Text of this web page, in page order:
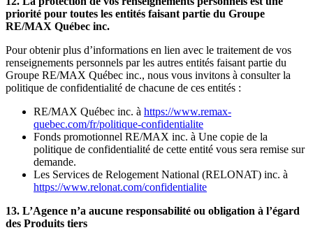
priorité pour toutes les entités faisant partie du Groupe
RE/MAX Québec inc.
Pour obtenir plus d’informations en lien avec le traitement de vos
renseignements personnels par les autres entités faisant partie du
Groupe RE/MAX Québec inc., nous vous invitons à consulter la
politique de confidentialité de chacune de ces entités :
RE/MAX Québec inc. à https://www.remax-
quebec.com/fr/politique-confidentialite
Fonds promotionnel RE/MAX inc. à Une copie de la
politique de confidentialité de cette entité vous sera remise sur
demande.
Les Services de Relogement National (RELONAT) inc. à
https://www.relonat.com/confidentialite
13. L’Agence n’a aucune responsabilité ou obligation à l’égard
des Produits tiers